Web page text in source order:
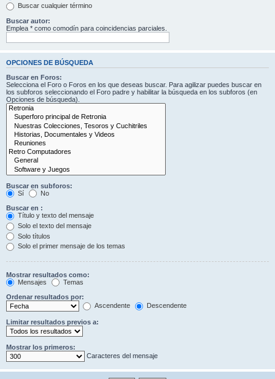
Buscar cualquier término
Buscar autor:
Emplea * como comodín para coincidencias parciales.
OPCIONES DE BÚSQUEDA
Buscar en Foros:
Selecciona el Foro o Foros en los que deseas buscar. Para agilizar puedes buscar en
los subforos seleccionando el Foro padre y habilitar la búsqueda en los subforos (en
Opciones de búsqueda).
Buscar en subforos:
Sí
No
Buscar en :
Título y texto del mensaje
Solo el texto del mensaje
Solo títulos
Solo el primer mensaje de los temas
Mostrar resultados como:
Mensajes
Temas
Ordenar resultados por:
Ascendente
Descendente
Limitar resultados previos a:
Mostrar los primeros:
Caracteres del mensaje